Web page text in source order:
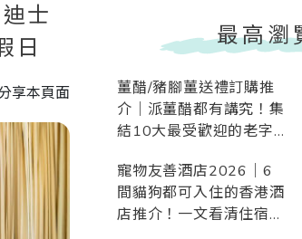
士
日
最高瀏
薑醋/豬腳薑送禮訂購推
介｜派薑醋都有講究！集
結10大最受歡迎的老字
薑醋
寵物友善酒店2026｜6
間貓狗都可入住的香港酒
店推介！一文看清住宿優